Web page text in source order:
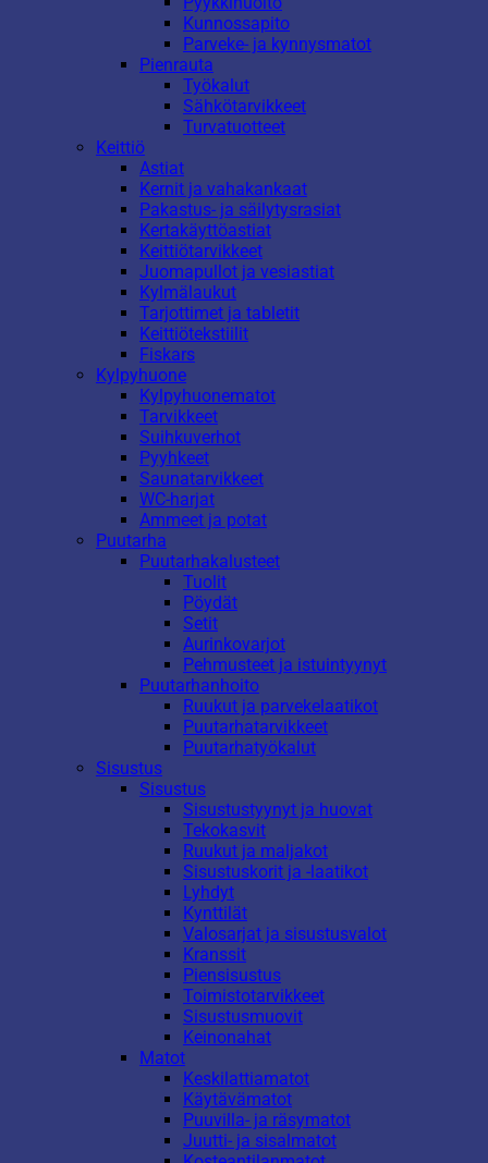
Kunnossapito
Parveke- ja kynnysmatot
Pienrauta
Työkalut
Sähkötarvikkeet
Turvatuotteet
Keittiö
Astiat
Kernit ja vahakankaat
Pakastus- ja säilytysrasiat
Kertakäyttöastiat
Keittiötarvikkeet
Juomapullot ja vesiastiat
Kylmälaukut
Tarjottimet ja tabletit
Keittiötekstiilit
Fiskars
Kylpyhuone
Kylpyhuonematot
Tarvikkeet
Suihkuverhot
Pyyhkeet
Saunatarvikkeet
WC-harjat
Ammeet ja potat
Puutarha
Puutarhakalusteet
Tuolit
Pöydät
Setit
Aurinkovarjot
Pehmusteet ja istuintyynyt
Puutarhanhoito
Ruukut ja parvekelaatikot
Puutarhatarvikkeet
Puutarhatyökalut
Sisustus
Sisustus
Sisustustyynyt ja huovat
Tekokasvit
Ruukut ja maljakot
Sisustuskorit ja -laatikot
Lyhdyt
Kynttilät
Valosarjat ja sisustusvalot
Kranssit
Piensisustus
Toimistotarvikkeet
Sisustusmuovit
Keinonahat
Matot
Keskilattiamatot
Käytävämatot
Puuvilla- ja räsymatot
Juutti- ja sisalmatot